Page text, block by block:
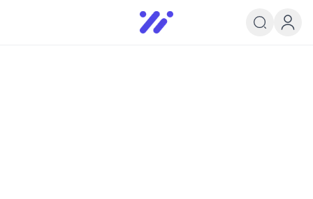
Infoedu
Ta&#039;lim xabarlari va